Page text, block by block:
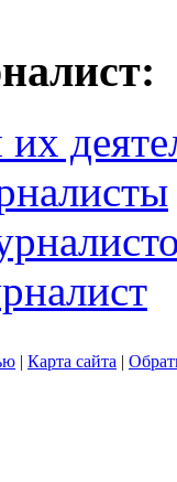
| Карта сайта |